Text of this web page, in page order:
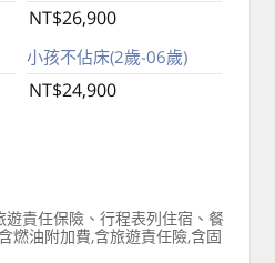
NT$26,900
小孩不佔床(2歲-06歲)
NT$24,900
責任保險、行程表列住宿、餐
燃油附加費,含旅遊責任險,含固